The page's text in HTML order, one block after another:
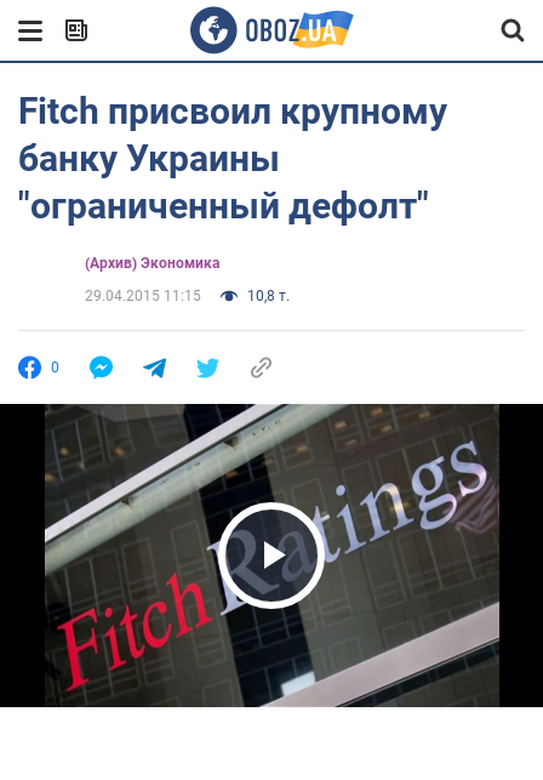
Fitch присвоил крупному
банку Украины
"ограниченный дефолт"
(Архив) Экономика
29.04.2015 11:15
10,8 т.
0
Play Video